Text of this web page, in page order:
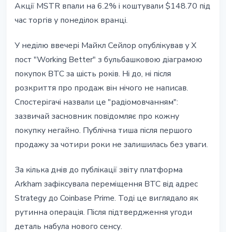
Акції MSTR впали на 6.2% і коштували $148.70 під
час торгів у понеділок вранці.
У неділю ввечері Майкл Сейлор опублікував у X
пост "Working Better" з бульбашковою діаграмою
покупок BTC за шість років. Ні до, ні після
розкриття про продаж він нічого не написав.
Спостерігачі назвали це "радіомовчанням":
зазвичай засновник повідомляє про кожну
покупку негайно. Публічна тиша після першого
продажу за чотири роки не залишилась без уваги.
За кілька днів до публікації звіту платформа
Arkham зафіксувала переміщення BTC від адрес
Strategy до Coinbase Prime. Тоді це виглядало як
рутинна операція. Після підтвердження угоди
деталь набула нового сенсу.